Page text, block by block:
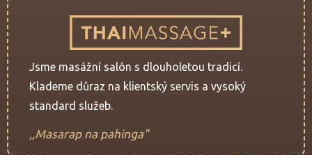
Jsme masážní salón s dlouholetou tradicí.
Klademe důraz na klientský servis a vysoký
standard služeb.
,,Masarap na pahinga"